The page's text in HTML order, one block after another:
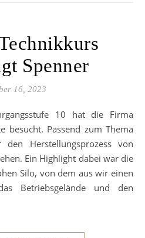
Spenner
16, 2023
besucht. Passend zum Thema
Herstellungsprozess von
Ein Highlight dabei war die
Silo, von dem aus wir einen
Betriebsgelände und den